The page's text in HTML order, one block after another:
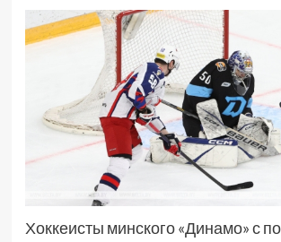
Хоккеисты минского «Динамо» с